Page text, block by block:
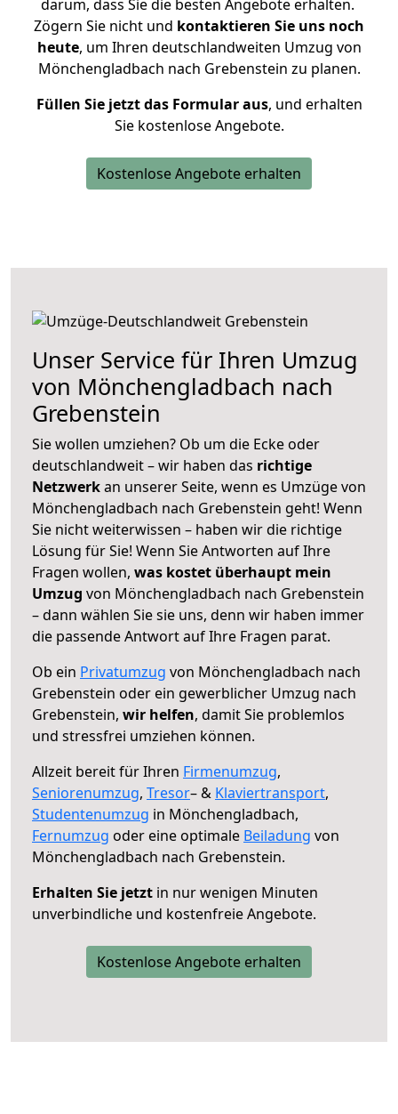
darum, dass Sie die besten Angebote erhalten.
Zögern Sie nicht und kontaktieren Sie uns noch
heute, um Ihren deutschlandweiten Umzug von
Mönchengladbach nach Grebenstein zu planen.
Füllen Sie jetzt das Formular aus, und erhalten
Sie kostenlose Angebote.
Kostenlose Angebote erhalten
Unser Service für Ihren Umzug
von Mönchengladbach nach
Grebenstein
Sie wollen umziehen? Ob um die Ecke oder
deutschlandweit – wir haben das richtige
Netzwerkan unserer Seite, wenn es Umzüge von
Mönchengladbach nach Grebenstein geht! Wenn
Sie nicht weiterwissen – haben wir die richtige
Lösung für Sie! Wenn Sie Antworten auf Ihre
Fragen wollen, was kostet überhaupt mein
Umzug von Mönchengladbach nach Grebenstein
– dann wählen Sie sie uns, denn wir haben immer
die passende Antwort auf Ihre Fragen parat.
Ob ein Privatumzug von Mönchengladbach nach
Grebenstein oder ein gewerblicher Umzug nach
Grebenstein, wir helfen, damit Sie problemlos
und stressfrei umziehen können.
Allzeit bereit für Ihren Firmenumzug,
Seniorenumzug, Tresor– & Klaviertransport,
Studentenumzug in Mönchengladbach,
Fernumzug oder eine optimale Beiladung von
Mönchengladbach nach Grebenstein.
Erhalten Sie jetzt in nur wenigen Minuten
unverbindliche und kostenfreie Angebote.
Kostenlose Angebote erhalten